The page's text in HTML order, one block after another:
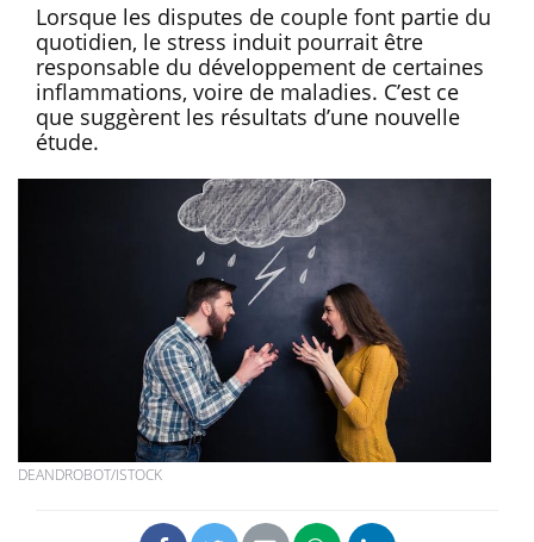
Lorsque les disputes de couple font partie du
quotidien, le stress induit pourrait être
responsable du développement de certaines
inflammations, voire de maladies. C’est ce
que suggèrent les résultats d’une nouvelle
étude.
DEANDROBOT/ISTOCK